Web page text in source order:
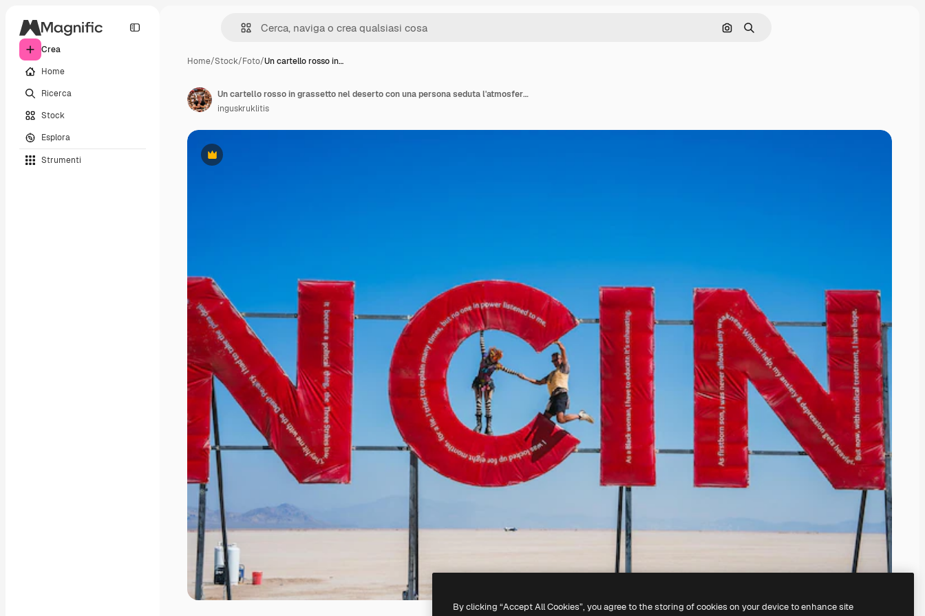
Crea
Home
Ricerca
Stock
Esplora
Strumenti
Cerca per immagine
Ricerca
Home/Stock/Foto/Un cartello rosso in…
Premium
Un cartello rosso in grassetto nel deserto con una persona seduta l'atmosfera artistica del festival del Nevada
inguskruklitis
By clicking “Accept All Cookies”, you agree to the storing of cookies on your device to enhance site